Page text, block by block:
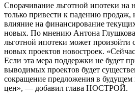
Сворачивание льготной ипотеки на
только привести к падению продаж,
влияние на финансирование
новых. По мнению Антона
льготной ипотеки может произойти
новых проектов новостроек.
Если эта мера поддержки не будет
выводимых проектов будет
сокращение предложения в будущем
цен», — добавил глава НОСТРОЙ.